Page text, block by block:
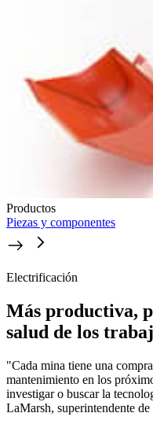
Productos
Piezas y componentes
Electrificación
Más productiva,
salud de los
"Cada mina tiene una
mantenimiento en los
investigar o buscar la
LaMarsh, superintendente